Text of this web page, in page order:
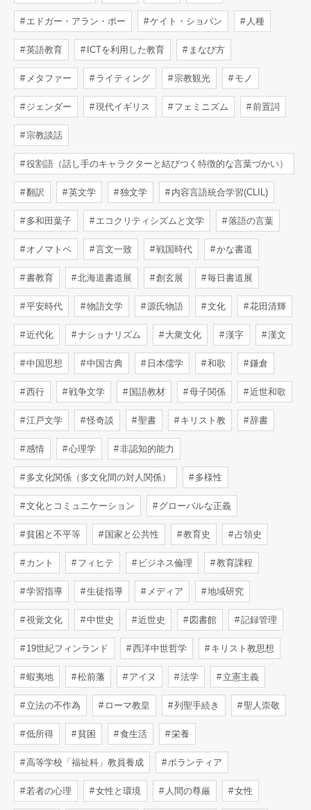
エドガー・アラン・ポー ケイト・ショパン 人種
英語教育 ICTを利用した教育 まなび方
メタファー ライティング 宗教観光 モノ
ジェンダー 現代イギリス フェミニズム 前置詞
宗教談話
役割語（話し手のキャラクターと結びつく特徴的な言葉づかい）
翻訳 英文学 独文学 内容言語統合学習(CLIL)
多和田葉子 エコクリティシズムと文学 落語の言葉
オノマトペ 言文一致 戦国時代 かな書道
書教育 北海道書道展 創玄展 毎日書道展
平安時代 物語文学 源氏物語 文化 花田清輝
近代化 ナショナリズム 大衆文化 漢字 漢文
中国思想 中国古典 日本儒学 和歌 鎌倉
西行 戦争文学 国語教材 母子関係 近世和歌
江戸文学 怪奇談 聖書 キリスト教 辞書
感情 心理学 非認知的能力
多文化関係（多文化間の対人関係） 多様性
文化とコミュニケーション グローバルな正義
貧困と不平等 国家と公共性 教育史 占領史
カント フィヒテ ビジネス倫理 教育課程
学習指導 生徒指導 メディア 地域研究
視覚文化 中世史 近世史 図書館 記録管理
19世紀フィンランド 西洋中世哲学 キリスト教思想
蝦夷地 松前藩 アイヌ 法学 立憲主義
立法の不作為 ローマ教皇 列聖手続き 聖人崇敬
低所得 貧困 食生活 栄養
高等学校「福祉科」教員養成 ボランティア
若者の心理 女性と環境 人間の尊厳 女性